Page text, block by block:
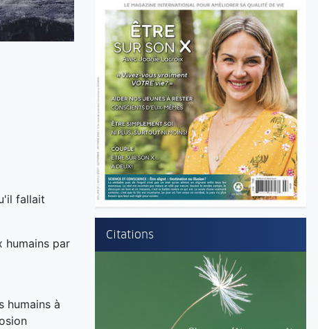
Citations
fallait
humains par
humains à